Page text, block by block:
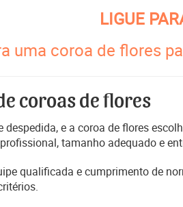
LIGUE
uma coroa de flores
coroas de flores
despedida, e a coroa de flores
tamanho adequado e
qualificada e cumprimento de